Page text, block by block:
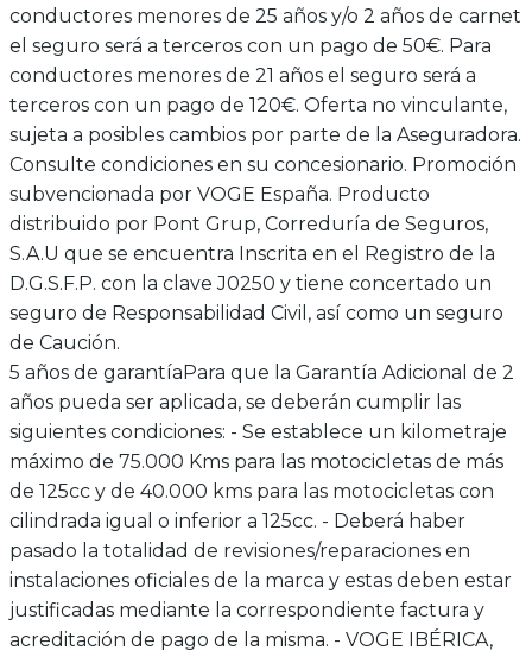
conductores menores de 25 años y/o 2 años de carnet
el seguro será a terceros con un pago de 50€. Para
conductores menores de 21 años el seguro será a
terceros con un pago de 120€. Oferta no vinculante,
sujeta a posibles cambios por parte de la Aseguradora.
Consulte condiciones en su concesionario. Promoción
subvencionada por VOGE España. Producto
distribuido por Pont Grup, Correduría de Seguros,
S.A.U que se encuentra Inscrita en el Registro de la
D.G.S.F.P. con la clave J0250 y tiene concertado un
seguro de Responsabilidad Civil, así como un seguro
de Caución.
5 años de garantíaPara que la Garantía Adicional de 2
años pueda ser aplicada, se deberán cumplir las
siguientes condiciones: - Se establece un kilometraje
máximo de 75.000 Kms para las motocicletas de más
de 125cc y de 40.000 kms para las motocicletas con
cilindrada igual o inferior a 125cc. - Deberá haber
pasado la totalidad de revisiones/reparaciones en
instalaciones oficiales de la marca y estas deben estar
justificadas mediante la correspondiente factura y
acreditación de pago de la misma. - VOGE IBÉRICA,